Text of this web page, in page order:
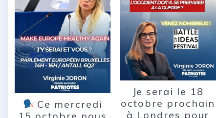
Ce mercredi
Je serai le 18
octobre prochain
à Londres pour